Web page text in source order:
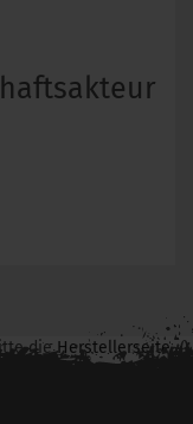
dieHerstellerseite